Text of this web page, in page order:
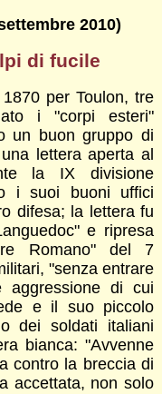
2010)
di fucile
per Toulon, tre
i "corpi esteri"
un buon gruppo di
lettera aperta al
la IX divisione
i suoi buoni uffici
difesa; la lettera fu
e ripresa
Romano" del 7
"senza entrare
aggressione di cui
e il suo piccolo
dei soldati italiani
bianca: "Avvenne
contro la breccia di
accettata, non solo